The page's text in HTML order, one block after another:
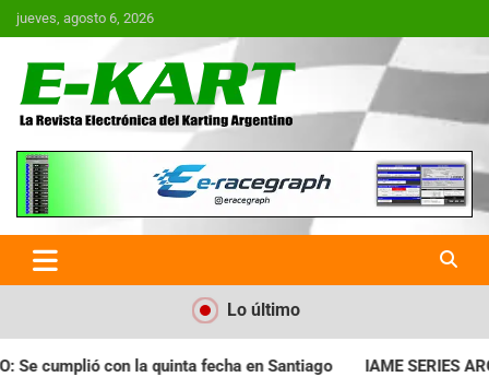
Saltar
al
jueves, agosto 6, 2026
E-Kart.com.ar | La Revista
Electrónica del Karting en
Argentina
Lo último
en Santiago IAME SERIES ARGENTINA: Horarios para la